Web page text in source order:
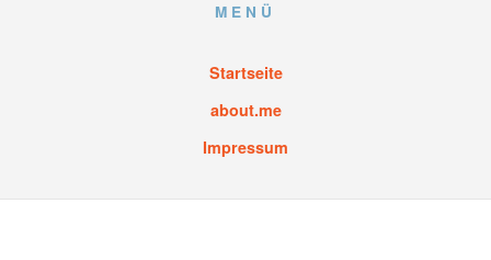
MENÜ
Startseite
about.me
Impressum